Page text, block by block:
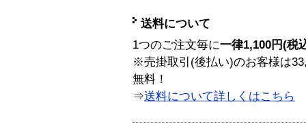
送料について
1つのご注文毎に一律1,100円(税
※売掛取引(後払い)のお客様は
無料！
⇒送料について詳しくはこちら